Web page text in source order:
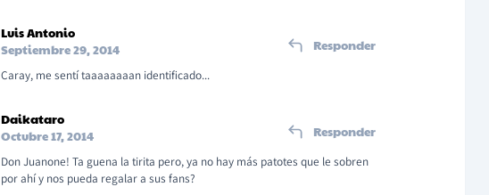
Luis Antonio
Septiembre 29, 2014
Caray, me sentí taaaaaaaan identificado...
Responder
Daikataro
Octubre 17, 2014
Don Juanone! Ta guena la tirita pero, ya no hay más patotes que le sobren
por ahí y nos pueda regalar a sus fans?
Responder